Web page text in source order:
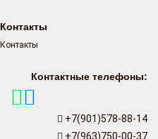
Контакты
Контакты
Контактные телефоны:
+7(901)578-88-14
+7(963)750-00-37